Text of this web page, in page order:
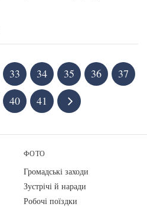
33 34 35 36
37
40 41
ФОТО
Громадські заходи
Зустрічі й наради
Робочі поїздки